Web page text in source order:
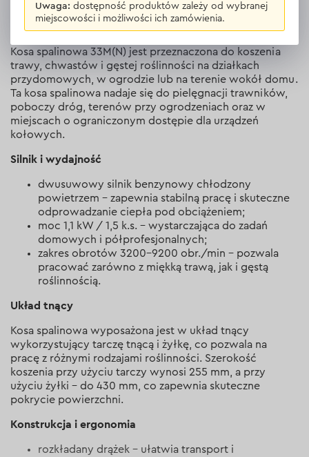
Przeznaczenie
Kosa spalinowa 33M(N) jest przeznaczona do koszenia
trawy, chwastów i gęstej roślinności na działkach
przydomowych, w ogrodzie lub na terenie wokół domu.
Ta kosa spalinowa nadaje się do pielęgnacji trawników,
poboczy dróg, terenów przy ogrodzeniach oraz w
miejscach o ograniczonym dostępie dla urządzeń
kołowych.
Silnik i wydajność
dwusuwowy silnik benzynowy chłodzony
powietrzem – zapewnia stabilną pracę i skuteczne
odprowadzanie ciepła pod obciążeniem;
moc 1,1 kW / 1,5 k.s. – wystarczająca do zadań
domowych i półprofesjonalnych;
zakres obrotów 3200–9200 obr./min – pozwala
pracować zarówno z miękką trawą, jak i gęstą
roślinnością.
Układ tnący
Kosa spalinowa wyposażona jest w układ tnący
wykorzystujący tarczę tnącą i żyłkę, co pozwala na
pracę z różnymi rodzajami roślinności. Szerokość
koszenia przy użyciu tarczy wynosi 255 mm, a przy
użyciu żyłki – do 430 mm, co zapewnia skuteczne
pokrycie powierzchni.
Konstrukcja i ergonomia
rozkładany drążek – ułatwia transport i
Uwaga: dostępność produktów zależy od wybranej
miejscowości i możliwości ich zamówienia.